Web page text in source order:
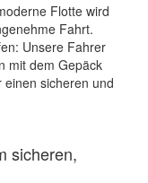
Flotte wird
Fahrt.
Unsere Fahrer
mit dem Gepäck
sicheren und
sicheren,